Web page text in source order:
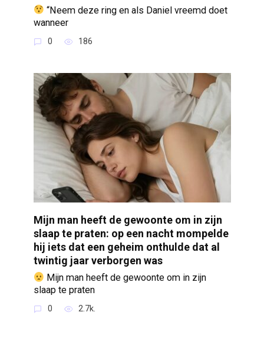
“Neem deze ring en als Daniel vreemd doet
wanneer
0 186
Mijn man heeft de gewoonte om in zijn
slaap te praten: op een nacht mompelde
hij iets dat een geheim onthulde dat al
twintig jaar verborgen was
Mijn man heeft de gewoonte om in zijn
slaap te praten
0 2.7k.